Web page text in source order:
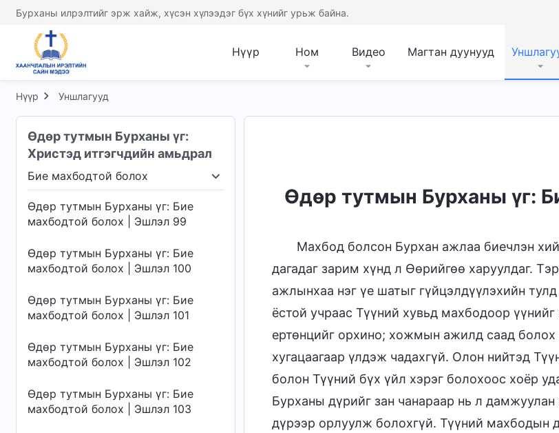
Бурханы илрэлтийг эрж хайж, хүсэн хүлээдэг бүх хүнийг урьж байна.
Нүүр Ном Видео Магтан дуунууд
Нүүр Уншлагууд
Өдөр тутмын Бурханы үг:
Христэд итгэгчдийн амьдрал
Бие махбодтой болох
шүүлт Бие махбодтой болох Бурханы ажлыг мэдэх нь Бурханы зан чанар,
Өдөр тутмын Бурханы үг: Бие
махбодтой болох | Эшлэл 99
Өдөр тутмын Бурханы үг: Бие
махбодтой болох | Эшлэл 100
Өдөр тутмын Бурханы үг: Бие
махбодтой болох | Эшлэл 101
Өдөр тутмын Бурханы үг: Бие
махбодтой болох | Эшлэл 102
Өдөр тутмын Бурханы үг: Бие
махбодтой болох | Эшлэл 103
Өдөр тутмын Бурханы үг:
Махбод болсон Бурхан ажлаа биечлэн
дагадаг зарим хүнд л Өөрийгөө харуулдаг.
ажлынхаа нэг үе шатыг гүйцэлдүүлэхийн
ёстой учраас Түүний хувьд махбодоор
ертөнцийг орхино; хожмын ажилд саад болох
хугацаагаар үлдэж чадахгүй. Олон нийтэд
болон Түүний бүх үйл хэрэг болохоос хоёр
Бурханы дүрийг зан чанараар нь л
дүрээр орлуулж болохгүй. Түүний махбодын